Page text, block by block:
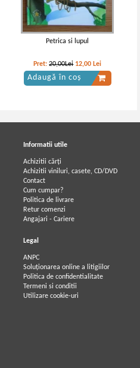
Petrica si lupul
Pret:20,00Lei 12,00 Lei
Adaugă în coș
Informatii utile
Achizitii cărți
Achizitii viniluri, casete, CD/DVD
Contact
Cum cumpar?
Politica de livrare
Retur comenzi
Angajari - Cariere
Legal
ANPC
Soluționarea online a litigiilor
Politica de confidentialitate
Termeni si conditii
Utilizare cookie-uri